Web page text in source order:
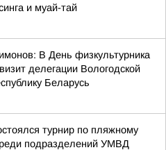
и муай-тай
В День физкультурника
делегации Вологодской
Беларусь
турнир по пляжному
подразделений УМВД